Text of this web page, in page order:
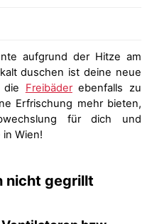
aufgrund der Hitze am
duschen ist deine neue
die Freibäderebenfalls zu
Erfrischung mehr bieten,
für dich und
Wien!
nicht gegrillt